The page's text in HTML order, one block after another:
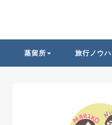
蒸留所 旅行ノウハ